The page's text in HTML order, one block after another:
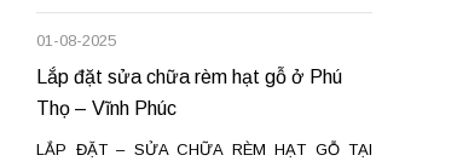
01-08-2025
Lắp đặt sửa chữa rèm hạt gỗ ở Phú
Thọ – Vĩnh Phúc
LẮP ĐẶT – SỬA CHỮA RÈM HẠT GỖ TẠI